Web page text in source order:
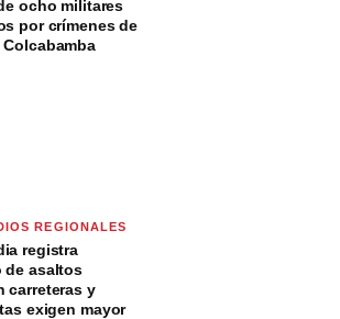
ocho militares
por crímenes de
REGIONALES
registra
de asaltos
carreteras y
exigen mayor